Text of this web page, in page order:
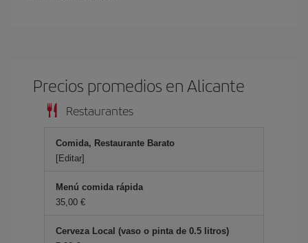
Precios promedios en Alicante
Restaurantes
Comida, Restaurante Barato
[Editar]
Menú comida rápida
35,00 €
Cerveza Local (vaso o pinta de 0.5 litros)